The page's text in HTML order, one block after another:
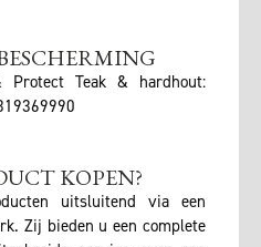
Protect Teak & hardhout:
KOPEN?
uitsluitend via een
Zij bieden u een complete